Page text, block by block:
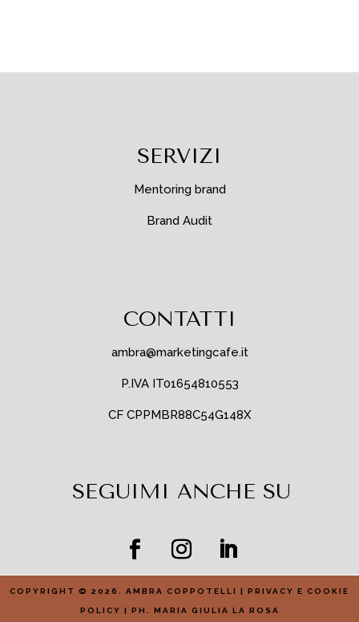
SERVIZI
Mentoring brand
Brand Audit
CONTATTI
ambra@marketingcafe.it
P.IVA IT01654810553
CF CPPMBR88C54G148X
SEGUIMI ANCHE SU
COPYRIGHT © 2026. AMBRA COPPOTELLI | PRIVACY E COOKIE
POLICY | PH. MARIA GIULIA LA ROSA